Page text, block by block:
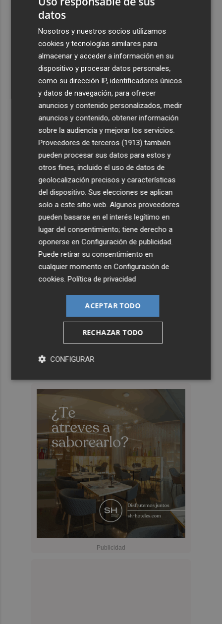
datos
Nosotros y nuestros socios utilizamos
cookies y tecnologías similares para
almacenar y acceder a información en su
dispositivo y procesar datos personales,
como su dirección IP, identificadores únicos
y datos de navegación, para ofrecer
anuncios y contenido personalizados, medir
anuncios y contenido, obtener información
sobre la audiencia y mejorar los servicios.
Proveedores de terceros (1913) también
pueden procesar sus datos para estos y
otros fines, incluido el uso de datos de
geolocalización precisos y características
del dispositivo. Sus elecciones se aplican
solo a este sitio web. Algunos proveedores
pueden basarse en el interés legítimo en
lugar del consentimiento; tiene derecho a
oponerse enConfiguración de publicidad.
Puede retirar su consentimiento en
cualquier momento enConfiguración de
cookies.Política de privacidad
ACEPTAR TODO
RECHAZAR TODO
CONFIGURAR